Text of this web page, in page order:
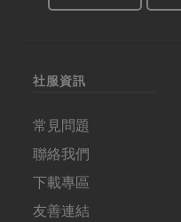
社服資訊
常見問題
聯絡我們
下載專區
友善連結